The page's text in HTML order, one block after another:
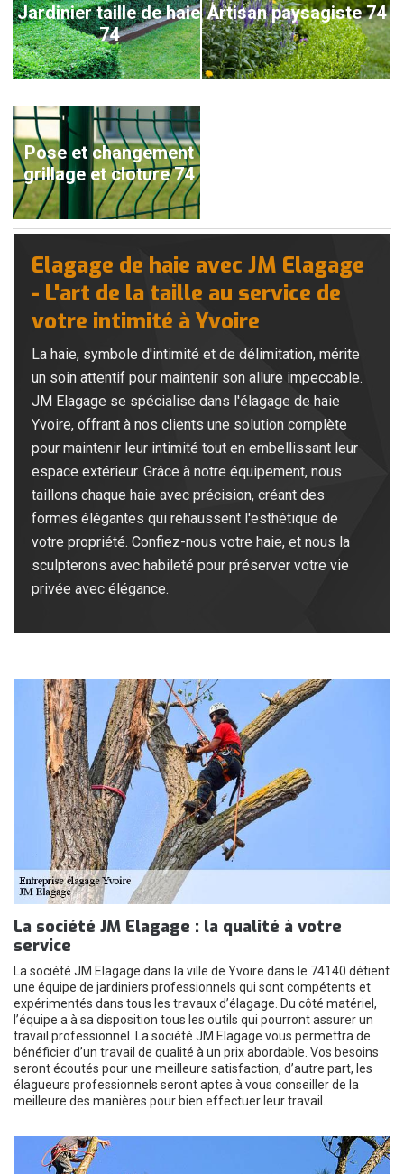
Jardinier taille de haie
74
Artisan paysagiste 74
Pose et changement
grillage et cloture 74
Elagage de haie avec JM Elagage
- L'art de la taille au service de
votre intimité à Yvoire
La haie, symbole d'intimité et de délimitation, mérite
un soin attentif pour maintenir son allure impeccable.
JM Elagage se spécialise dans l'élagage de haie
Yvoire, offrant à nos clients une solution complète
pour maintenir leur intimité tout en embellissant leur
espace extérieur. Grâce à notre équipement, nous
taillons chaque haie avec précision, créant des
formes élégantes qui rehaussent l'esthétique de
votre propriété. Confiez-nous votre haie, et nous la
sculpterons avec habileté pour préserver votre vie
privée avec élégance.
La société JM Elagage : la qualité à votre
service
La société JM Elagage dans la ville de Yvoire dans le 74140 détient
une équipe de jardiniers professionnels qui sont compétents et
expérimentés dans tous les travaux d’élagage. Du côté matériel,
l’équipe a à sa disposition tous les outils qui pourront assurer un
travail professionnel. La société JM Elagage vous permettra de
bénéficier d’un travail de qualité à un prix abordable. Vos besoins
seront écoutés pour une meilleure satisfaction, d’autre part, les
élagueurs professionnels seront aptes à vous conseiller de la
meilleure des manières pour bien effectuer leur travail.